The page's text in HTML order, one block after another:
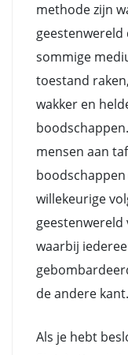
methode zijn
geestenwereld
sommige
toestand
wakker en
mensen aan
willekeurige
geestenwereld
waarbij
de andere kant.
Als je hebt